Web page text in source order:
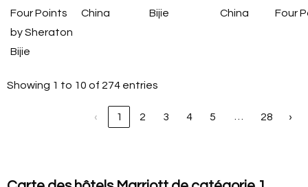
Four Points
by Sheraton
Bijie
China Bijie China Four
Showing 1 to 10 of 274 entries
‹ 1 2 3 4 5 28 ›